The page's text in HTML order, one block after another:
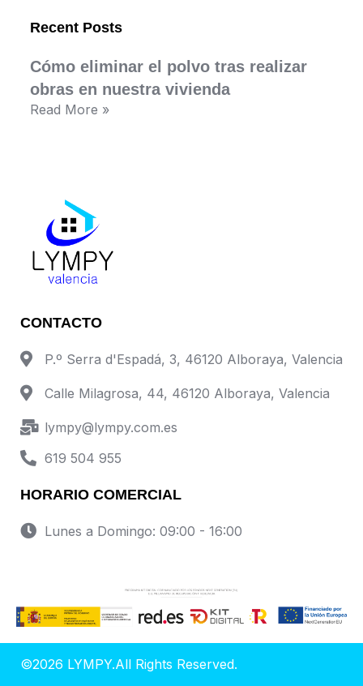
Recent Posts
Cómo eliminar el polvo tras realizar
obras en nuestra vivienda
Read More »
CONTACTO
P.º Serra d'Espadá, 3, 46120 Alboraya, Valencia
Calle Milagrosa, 44, 46120 Alboraya, Valencia
lympy@lympy.com.es
619 504 955
HORARIO COMERCIAL
Lunes a Domingo: 09:00 - 16:00
©2026 LYMPY.All Rights Reserved.